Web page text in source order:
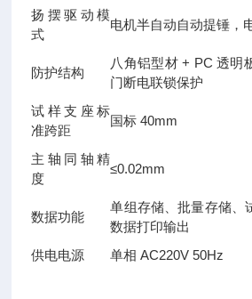
扬摆驱动模
式
电机半自动自动提锤，
防护结构
八角铝型材 + PC 透明
门断电联锁保护
试样支座标
准跨距
国标 40mm
主轴同轴精
度
≤0.02mm
数据功能
单组存储、批量存储、
数据打印输出
供电电源
单相 AC220V 50Hz